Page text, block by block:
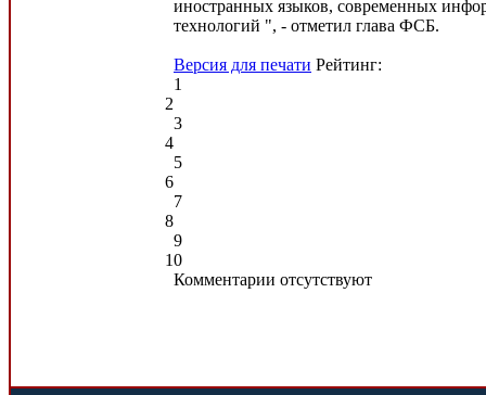
иностранных языков, современных
технологий ", - отметил глава ФСБ.
Версия для печати Рейтинг:
1
2
3
4
5
6
7
8
9
10
Комментарии отсутствуют